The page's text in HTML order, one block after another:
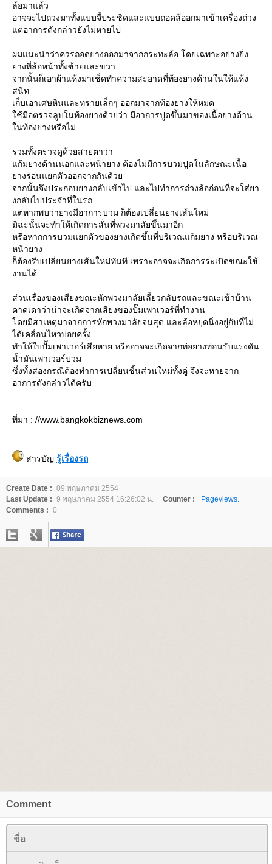
ล้อมาแล้ว
อาจจะไปถ่วงมาทั้งแบบจี้ประชิดและแบบถอดล้ออกมาเข้าเครื่องถ่วง
ต่อาการดังกล่าวยังไม่หายไป
ผมแนะนำว่าควรถอดยางออกมาจากกระทะล้อ โดยเฉพาะอย่างยิ่ง
างที่ล้อหน้าทั้งซ้ายและขวา
จากนั้นก็เอาผ้าแห้งมาเช็ดทำความสะอาดที่ท้องยางด้านในให้แห้ง
สนิท
เก็บเอาเศษหินและทรายเล็กๆ ออกมาจากท้องยางให้หมด
ช้มือตรวจลูบในท้องยางด้วยว่า มีอาการปูดขึ้นมาของเนื้อยางด้าน
นท้องยางหรือไม่
รวมทั้งตรวจดูด้วยสายตาว่า
ก้มยางด้านนอกและหน้ายาง ต้องไม่มีการบวมปูดในลักษณะเนื้อ
างร่อนแยกตัวออกจากกันด้ว
จากนั้นจึงประกอบยางกลับเข้าไป และไปทำการถ่วงล้อก่อนที่จะใส่ยา
งกลับไปประจำที่ในรถ
ต่หากพบว่ายางมีอาการบวม ก็ต้องเปลี่ยนยางเส้นใหม่
มิฉะนั้นจะทำให้เกิดการสั่นที่พวงมาลัยขึ้นมาอีก
หรือหากการบวมแยกตัวของยางเกิดขึ้นที่บริเวณแก้มยาง หรือบริเวณ
หน้ายาง
ก็ต้องรีบเปลี่ยนยางเส้นใหม่ทันที เพราะอาจจะเกิดการระเบิดขณะใช้
งานได้
ส่วนเรื่องของเสียงขณะหักพวงมาลัยเลี้ยวกลับรถและขณะเข้าบ้าน
คาดเดาว่าน่าจะเกิดจากเสียงของปั๊มเพาเวอร์ที่ทำงาน
ดยมีสาเหตุมาจากการหักพวงมาลัยจนสุด และล้อหยุดนิ่งอยู่กับที่ไม่
ได้เคลื่อนไหวบ่อยครั้ง
ทำให้ใบปั๊มเพาเวอร์เสียหาย หรืออาจจะเกิดจากท่อยางท่อนรับแรงดัน
น้ำมันเพาเวอร์บวม
ซึ่งทั้งสองกรณีต้องทำการเปลี่ยนชิ้นส่วนใหม่ทั้งคู่ จึงจะหายจาก
อาการดังกล่าวได้ครับ
ที่มา : //www.bangkokbiznews.com
สารบัญ รู้เรื่องรถ
Create Date : 09 พฤษภาคม 2554
Last Update : 9 พฤษภาคม 2554 16:26:02 น. Counter :
Pageviews.
Comments : 0
Comment